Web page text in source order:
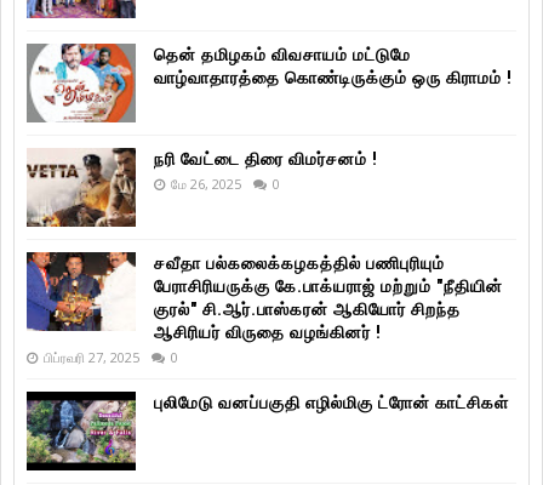
தென் தமிழகம் விவசாயம் மட்டுமே
வாழ்வாதாரத்தை கொண்டிருக்கும் ஒரு கிராமம் !
நரி வேட்டை திரை விமர்சனம் !
மே 26, 2025 0
சவீதா பல்கலைக்கழகத்தில் பணிபுரியும்
பேராசிரியருக்கு கே.பாக்யராஜ் மற்றும் "நீதியின்
குரல்" சி.ஆர்.பாஸ்கரன் ஆகியோர் சிறந்த
ஆசிரியர் விருதை வழங்கினர் !
பிப்ரவரி 27, 2025 0
புலிமேடு வனப்பகுதி எழில்மிகு ட்ரோன் காட்சிகள்